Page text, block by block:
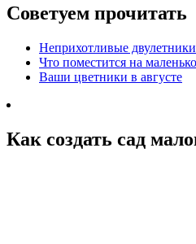
Советуем прочитать
Неприхотливые
Что поместится на
Ваши цветники в августе
Как создать сад